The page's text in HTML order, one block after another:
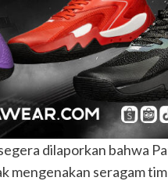
dilaporkan bahwa
mengenakan seragam